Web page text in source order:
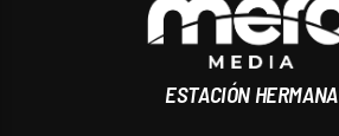
ESTACIÓN HERMANA